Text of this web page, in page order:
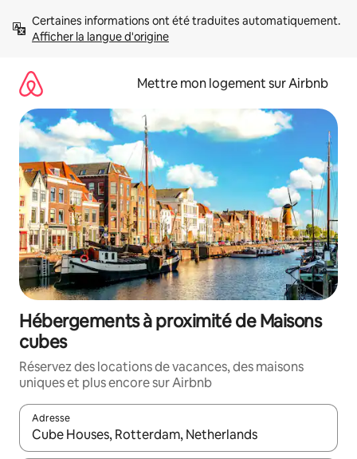
directement
Afficher la langue d'origine
Mettre mon logement sur Airbnb
Hébergements à proximité de Maisons
cubes
Réservez des locations de vacances, des maisons
uniques et plus encore sur Airbnb
Adresse
Lorsque les résultats s'affichent, utilisez les flèches vers le